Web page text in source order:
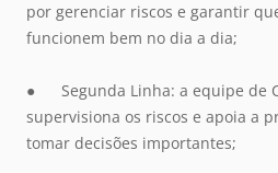
por gerenciar riscos e garantir
funcionem bem no dia a dia;
● Segunda Linha: a equipe de
supervisiona os riscos e apoia a
tomar decisões importantes;